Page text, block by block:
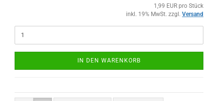
1,99 EUR pro Stück
inkl. 19% MwSt. zzgl. Versand
IN DEN WARENKORB